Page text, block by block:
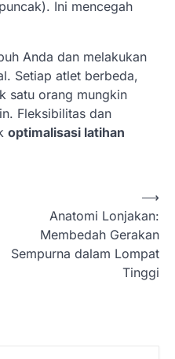
Ini mencegah
Anda dan melakukan
Setiap atlet berbeda,
satu orang mungkin
Fleksibilitas dan
optimalisasi latihan
Anatomi Lonjakan:
Membedah Gerakan
Sempurna dalam Lompat
Tinggi
⟶